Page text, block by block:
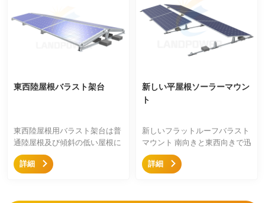
東西陸屋根バラスト架台
東西陸屋根用バラスト架台は普
通陸屋根及び傾斜の低い屋根に
使います。より高い太陽光発電
量を達成するための簡単かつ迅
詳細
新しい平屋根ソーラーマウン
ト
新しいフラットルーフバラスト
マウント 南向きと東西向きで迅
速な取り付けソリューションで
あり、少ないコンポーネントで
詳細